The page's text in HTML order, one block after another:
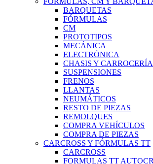
BARQUETAS
FÓRMULAS
CM
PROTOTIPOS
MECÁNICA
ELECTRÓNICA
CHASIS Y CARROCERÍA
SUSPENSIONES
FRENOS
LLANTAS
NEUMÁTICOS
RESTO DE PIEZAS
REMOLQUES
COMPRA VEHÍCULOS
COMPRA DE PIEZAS
CARCROSS Y FÓRMULAS TT
CARCROSS
FORMULAS TT